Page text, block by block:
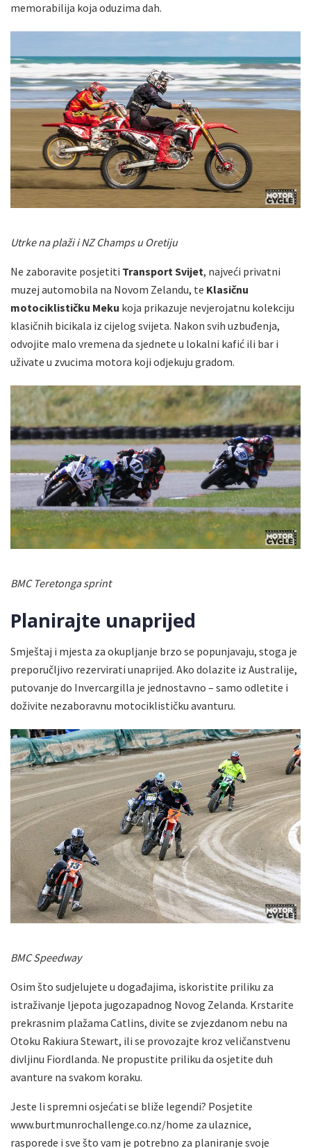
memorabilija koja oduzima dah.
Utrke na plaži i NZ Champs u Oretiju
Ne zaboravite posjetiti Transport Svijet, najveći privatni
muzej automobila na Novom Zelandu, te Klasičnu
motociklističku Meku koja prikazuje nevjerojatnu kolekciju
klasičnih bicikala iz cijelog svijeta. Nakon svih uzbuđenja,
odvojite malo vremena da sjednete u lokalni kafić ili bar i
uživate u zvucima motora koji odjekuju gradom.
BMC Teretonga sprint
Planirajte unaprijed
Smještaj i mjesta za okupljanje brzo se popunjavaju, stoga je
preporučljivo rezervirati unaprijed. Ako dolazite iz Australije,
putovanje do Invercargilla je jednostavno – samo odletite i
doživite nezaboravnu motociklističku avanturu.
BMC Speedway
Osim što sudjelujete u događajima, iskoristite priliku za
istraživanje ljepota jugozapadnog Novog Zelanda. Krstarite
prekrasnim plažama Catlins, divite se zvjezdanom nebu na
Otoku Rakiura Stewart, ili se provozajte kroz veličanstvenu
divljinu Fiordlanda. Ne propustite priliku da osjetite duh
avanture na svakom koraku.
Jeste li spremni osjećati se bliže legendi? Posjetite
www.burtmunrochallenge.co.nz/home za ulaznice,
rasporede i sve što vam je potrebno za planiranje svoje